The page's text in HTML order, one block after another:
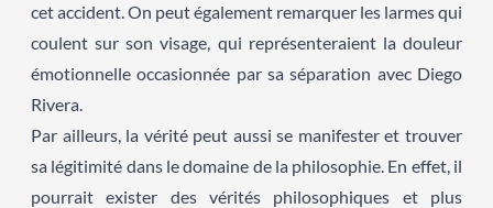
cet accident. On peut également remarquer les larmes qui
coulent sur son visage, qui représenteraient la douleur
émotionnelle occasionnée par sa séparation avec Diego
Rivera.
Par ailleurs, la vérité peut aussi se manifester et trouver
sa légitimité dans le domaine de la philosophie. En effet, il
pourrait exister des vérités philosophiques et plus